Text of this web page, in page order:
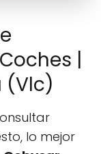
|
(Vlc)
lo mejor